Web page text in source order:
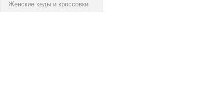
Женские кеды и кроссовки